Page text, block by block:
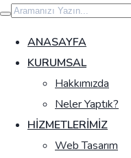
İçeriğe
geç
ANASAYFA
KURUMSAL
Hakkımızda
Neler Yaptık?
HIZMETLERIMIZ
Web Tasarım